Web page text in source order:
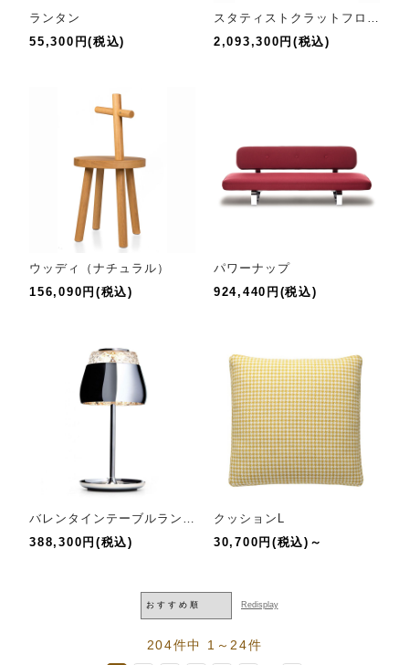
ランタン
55,300円(税込)
スタティストクラットフロアランプ
2,093,300円(税込)
ウッディ（ナチュラル）
156,090円(税込)
パワーナップ
924,440円(税込)
388,300円(税込)
クッションL
30,700円(税込)～
204件中 1～24件